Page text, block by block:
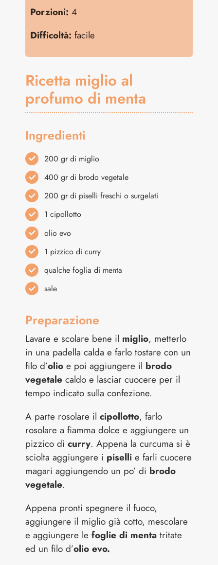
Porzioni: 4
Difficoltà:facile
Ricetta miglio al
profumo di menta
Ingredienti
200 gr di miglio
400 gr di brodo vegetale
200 gr di piselli freschi o surgelati
1 cipollotto
olio evo
1 pizzico di curry
qualche foglia di menta
sale
Preparazione
Lavare e scolare bene il miglio, metterlo
in una padella calda e farlo tostare con un
filo d’olio e poi aggiungere il brodo
vegetale caldo e lasciar cuocere per il
tempo indicato sulla confezione.
A parte rosolare ilcipollotto, farlo
rosolare a fiamma dolce e aggiungere un
pizzico dicurry. Appena la curcuma si è
sciolta aggiungere i piselli e farli cuocere
magari aggiungendo un po’ di brodo
vegetale.
Appena pronti spegnere il fuoco,
aggiungere il miglio già cotto, mescolare
e aggiungere lefoglie di menta tritate
ed un filo d’olio evo.